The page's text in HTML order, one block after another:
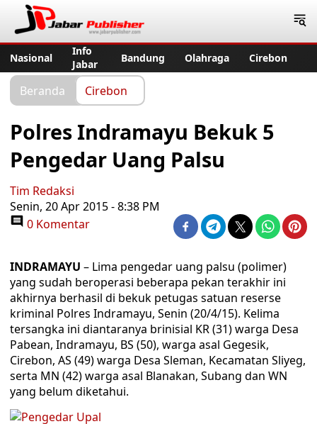
Nasional
Info
Jabar
Bandung Olahraga Cirebon
Beranda Cirebon
Polres Indramayu Bekuk 5
Pengedar Uang Palsu
Tim Redaksi
Senin, 20 Apr 2015 - 8:38 PM
0 Komentar
INDRAMAYU – Lima pengedar uang palsu (polimer)
yang sudah beroperasi beberapa pekan terakhir ini
akhirnya berhasil di bekuk petugas satuan reserse
kriminal Polres Indramayu, Senin (20/4/15). Kelima
tersangka ini diantaranya brinisial KR (31) warga Desa
Pabean, Indramayu, BS (50), warga asal Gegesik,
Cirebon, AS (49) warga Desa Sleman, Kecamatan Sliyeg,
serta MN (42) warga asal Blanakan, Subang dan WN
yang belum diketahui.